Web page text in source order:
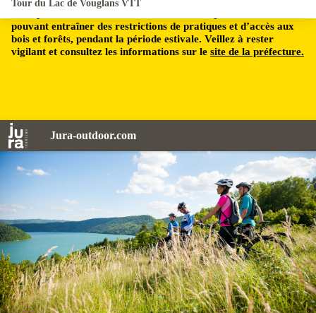
pouvant entraîner des restrictions de pratiques et d’accès aux
bois et forêts, pendant la période estivale. Veillez à rester
vigilant et consultez les informations sur le site de la préfecture.
Jura-outdoor.com
Tour du Lac de Vouglans VTT